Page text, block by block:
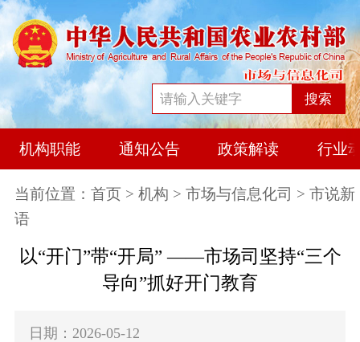
搜索
机构职能 通知公告 政策解读 行业
当前位置： 首页 > 机构 > 市场与信息化司 > 市说新
语
以“开门”带“开局” ——市场司坚持“三个
导向”抓好开门教育
日期：2026-05-12